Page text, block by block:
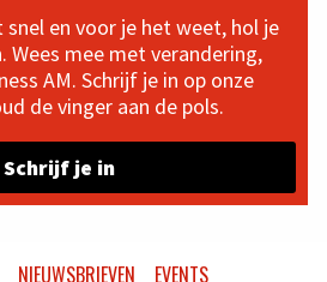
snel en voor je het weet, hol je
Wees mee met verandering,
AM. Schrijf je in op onze
de vinger aan de pols.
Schrijf je in
NIEUWSBRIEVEN EVENTS